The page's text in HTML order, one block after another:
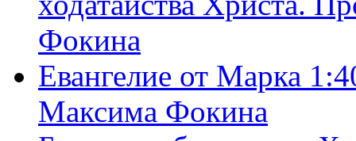
Фокина
Евангелие от Марка
Максима Фокина